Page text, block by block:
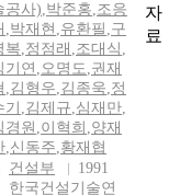
공사),박준홍,조응
,박재현 ,유환필 ,구
복,정점래 ,조대식 ,
기연 ,오명도,권재
,김형우,김종욱,정
기 ,김제규,심재만,
경원 ,이혁희 ,양재
,신동주,황재협
건설부
1991
한국건설기술연
자
료